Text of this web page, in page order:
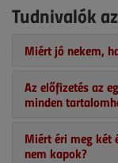
Tudnivalók
Miért jó nekem,
Az előfizetés az
minden
Miért éri meg két
nem kapok?